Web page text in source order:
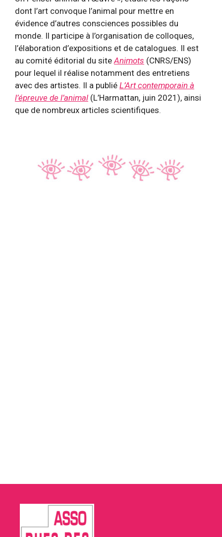
dont l’art convoque l’animal pour mettre en
évidence d’autres consciences possibles du
monde. Il participe à l’organisation de colloques,
l’élaboration d’expositions et de catalogues. Il est
au comité éditorial du site Animots (CNRS/ENS)
pour lequel il réalise notamment des entretiens
avec des artistes. Il a publié L’Art contemporain à
l’épreuve de l’animal (L’Harmattan, juin 2021), ainsi
que de nombreux articles scientifiques